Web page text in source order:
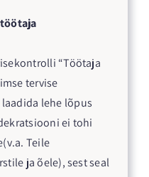
“Töötaja
tervise
lehe lõpus
ei tohi
Teile
ja õele), sest seal